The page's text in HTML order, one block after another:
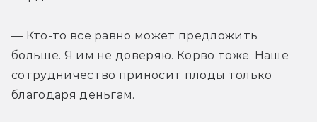
— Кто-то все равно может предложить
больше. Я им не доверяю. Корво тоже. Наше
сотрудничество приносит плоды только
благодаря деньгам.